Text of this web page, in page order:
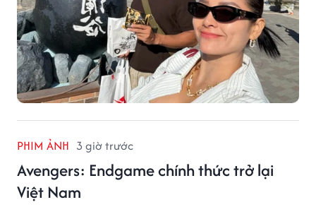
PHIM ẢNH 3 giờ trước
Avengers: Endgame chính thức trở lại
Việt Nam